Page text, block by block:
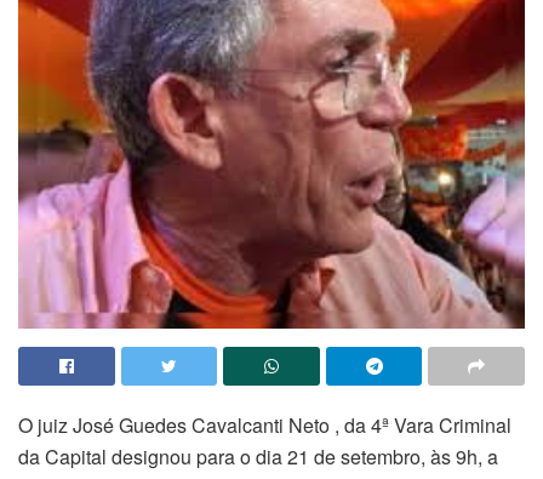
O juiz José Guedes Cavalcanti Neto , da 4ª Vara Criminal
da Capital designou para o dia 21 de setembro, às 9h, a